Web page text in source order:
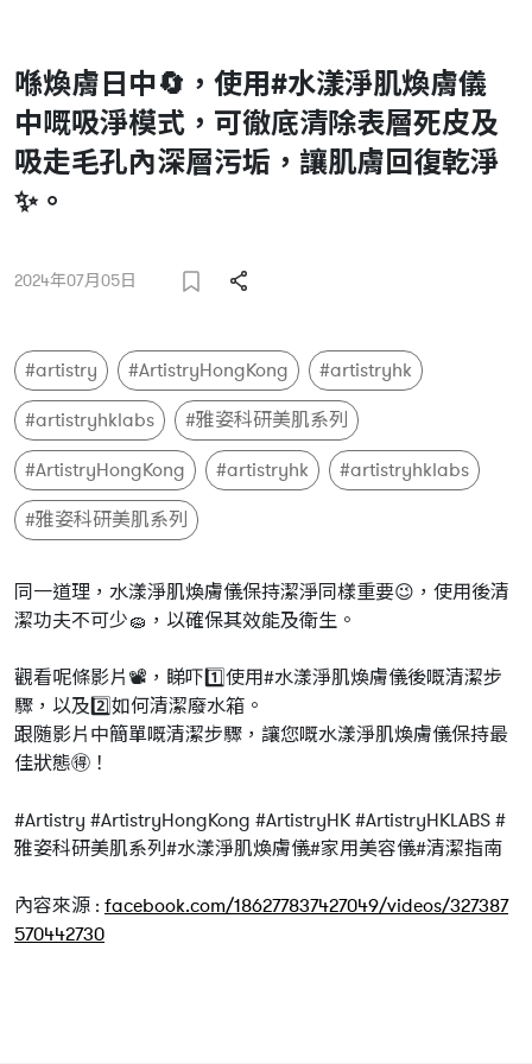
喺煥膚日中🔄，使用#水漾淨肌煥膚儀
中嘅吸淨模式，可徹底清除表層死皮及
吸走毛孔內深層污垢，讓肌膚回復乾淨
✨。
2024年07月05日
#artistry #ArtistryHongKong
#artistryhk
#artistryhklabs
#雅姿科研美肌系列
#ArtistryHongKong
#artistryhk
#artistryhklabs
#雅姿科研美肌系列
同一道理，水漾淨肌煥膚儀保持潔淨同樣重要😉，使用後清
潔功夫不可少🧽，以確保其效能及衛生。
觀看呢條影片📽️，睇吓1️⃣使用#水漾淨肌煥膚儀後嘅清潔步
驟，以及2️⃣如何清潔廢水箱。
跟随影片中簡單嘅清潔步驟，讓您嘅水漾淨肌煥膚儀保持最
佳狀態🉐！
#Artistry #ArtistryHongKong #ArtistryHK #ArtistryHKLABS #
雅姿科研美肌系列#水漾淨肌煥膚儀#家用美容儀#清潔指南
內容來源 : facebook.com/186277837427049/videos/327387
570442730